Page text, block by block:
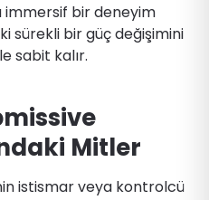
immersif bir deneyim
sürekli bir güç değişimini
sabit kalır.
Mitler
istismar veya kontrolcü